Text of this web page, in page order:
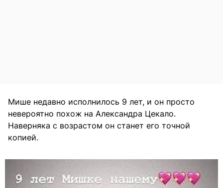
Мише недавно исполнилось 9 лет, и он просто
невероятно похож на Александра Цекало.
Наверняка с возрастом он станет его точной
копией.